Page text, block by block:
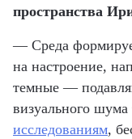
пространства
— Среда
на настроение,
темные —
визуального шума
исследованиям,